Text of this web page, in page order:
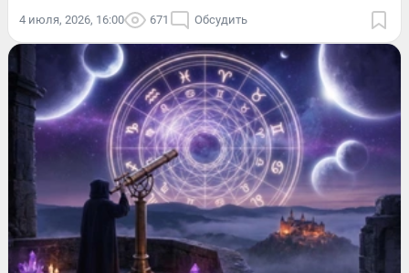
4 июля, 2026, 16:00 671 Обсудить